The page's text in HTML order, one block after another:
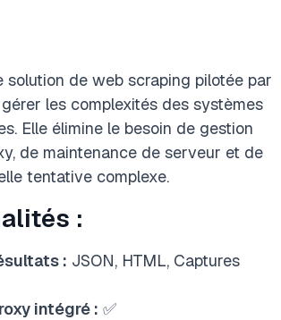
solution de web scraping pilotée par
les complexités des systèmes
Elle élimine le besoin de gestion
de maintenance de serveur et de
tentative complexe.
:
: JSON, HTML, Captures
intégré : ✅